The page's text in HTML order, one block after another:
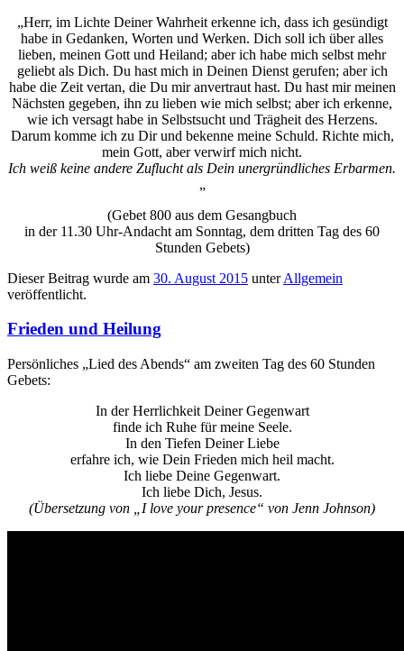
„Herr, im Lichte Deiner Wahrheit erkenne ich, dass ich gesündigt
habe in Gedanken, Worten und Werken. Dich soll ich über alles
lieben, meinen Gott und Heiland; aber ich habe mich selbst mehr
geliebt als Dich. Du hast mich in Deinen Dienst gerufen; aber ich
habe die Zeit vertan, die Du mir anvertraut hast. Du hast mir meinen
Nächsten gegeben, ihn zu lieben wie mich selbst; aber ich erkenne,
wie ich versagt habe in Selbstsucht und Trägheit des Herzens.
Darum komme ich zu Dir und bekenne meine Schuld. Richte mich,
mein Gott, aber verwirf mich nicht.
Ich weiß keine andere Zuflucht als Dein unergründliches Erbarmen.
„
(Gebet 800 aus dem Gesangbuch
in der 11.30 Uhr-Andacht am Sonntag, dem dritten Tag des 60
Stunden Gebets)
Dieser Beitrag wurde am 30. August 2015 unterAllgemein
veröffentlicht.
Frieden und Heilung
Persönliches „Lied des Abends“ am zweiten Tag des 60 Stunden
Gebets:
In der Herrlichkeit Deiner Gegenwart
finde ich Ruhe für meine Seele.
In den Tiefen Deiner Liebe
erfahre ich, wie Dein Frieden mich heil macht.
Ich liebe Deine Gegenwart.
Ich liebe Dich, Jesus.
(Übersetzung von „I love your presence“ von Jenn Johnson)